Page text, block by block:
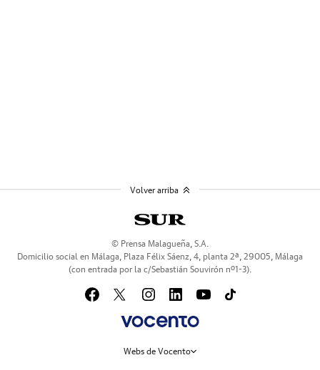
© Prensa Malagueña, S.A.
Domicilio social en Málaga, Plaza Félix Sáenz, 4, planta 2ª, 29005, Málaga
(con entrada por la c/Sebastián Souvirón nº1-3).
Webs de Vocento
Volver arriba